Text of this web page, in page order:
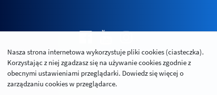
Polityka prywatności
Relacje inwestorskie
Nasza strona internetowa wykorzystuje pliki cookies (ciasteczka).
Korzystając z niej zgadzasz się na używanie cookies zgodnie z
obecnymi ustawieniami przeglądarki. Dowiedz się więcej o
zarządzaniu cookies w przeglądarce.